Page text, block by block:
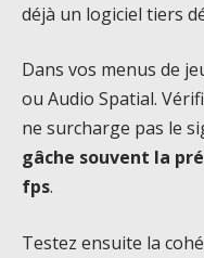
déjà un logiciel tiers
Dans vos menus de
ou Audio Spatial.
ne surcharge pas le
gâche souvent la
fps.
Testez ensuite la